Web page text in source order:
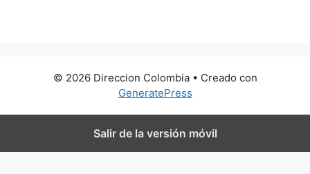
© 2026 Direccion Colombia• Creado con
GeneratePress
Salir de la versión móvil